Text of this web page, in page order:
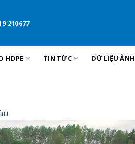
210677
HDPE TIN TỨC DỮ LIỆU ẢNH